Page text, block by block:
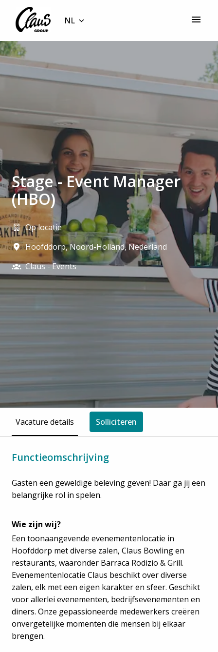
Overslaan
naar
contentHomepagina NL
Stage - Event Manager
(HBO)
Op locatie
Hoofddorp,Noord-Holland,Nederland
Claus - Events
Vacature details Solliciteren
Functieomschrijving
Gasten een geweldige beleving geven! Daar ga jij een
belangrijke rol in spelen.
Wie zijn wij?
Een toonaangevende evenementenlocatie in
Hoofddorp met diverse zalen, Claus Bowling en
restaurants, waaronder Barraca Rodizio & Grill.
Evenementenlocatie Claus beschikt over diverse
zalen, elk met een eigen karakter en sfeer. Geschikt
voor allerlei evenementen, bedrijfsevenementen en
diners. Onze gepassioneerde medewerkers creëren
onvergetelijke momenten die mensen bij elkaar
brengen.